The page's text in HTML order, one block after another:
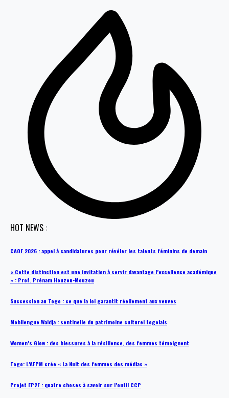
HOT NEWS :
CAOF 2026 : appel à candidatures pour révéler les talents féminins de demain
« Cette distinction est une invitation à servir davantage l’excellence académique
» : Prof. Prénam Houzou-Mouzou
Succession au Togo : ce que la loi garantit réellement aux veuves
Mobilengue Waldja : sentinelle du patrimoine culturel togolais
Women’s Glow : des blessures à la résilience, des femmes témoignent
Togo: L’AFPM crée « La Nuit des femmes des médias »
Projet EP2F : quatre choses à savoir sur l’outil CCP